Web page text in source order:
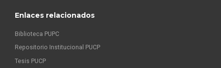
Enlaces relacionados
Biblioteca PUPC
Repositorio Institucional PUCP
Tesis PUCP